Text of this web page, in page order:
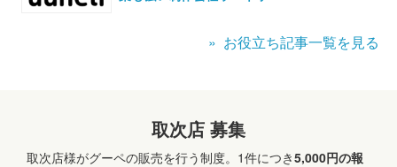
» お役立ち記事一覧を見る
取次店 募集
取次店様がグーペの販売を行う制度。1件につき5,000円の報